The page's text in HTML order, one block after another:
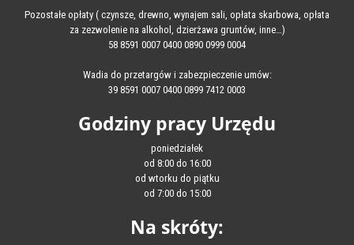
Pozostałe opłaty ( czynsze, drewno, wynajem sali, opłata skarbowa, opłata
za zezwolenie na alkohol, dzierżawa gruntów, inne…)
58 8591 0007 0400 0890 0999 0004
Wadia do przetargów i zabezpieczenie umów:
39 8591 0007 0400 0899 7412 0003
Godziny pracy Urzędu
poniedziałek
od 8:00 do 16:00
od wtorku do piątku
od 7:00 do 15:00
Na skróty: